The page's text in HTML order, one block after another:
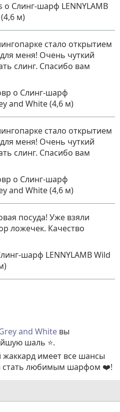
о Слинг-шарф LENNYLAMB
м)
стало открытием
меня! Очень чуткий
слинг. Спасибо вам
о Слинг-шарф
and White (4,6 м)
стало открытием
меня! Очень чуткий
слинг. Спасибо вам
о Слинг-шарф
and White (4,6 м)
посуда! Уже взяли
ложечек. Качество
шарф LENNYLAMB Wild
and White вы
шаль ⭐.
имеет все шансы
стать любимым шарфом ❤️!